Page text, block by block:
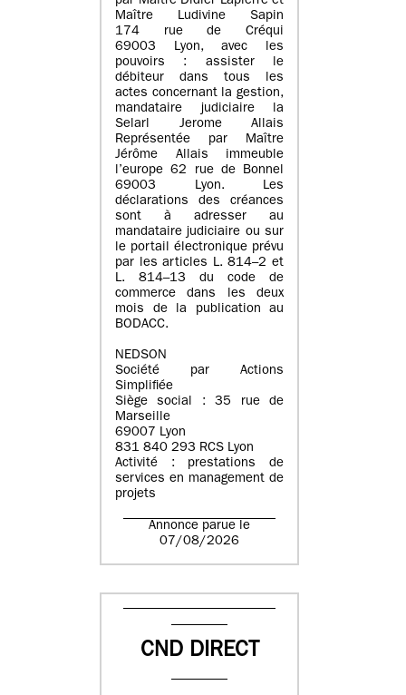
Maître Ludivine Sapin
174 rue de Créqui
69003 Lyon, avec les
pouvoirs : assister le
débiteur dans tous les
actes concernant la gestion,
mandataire judiciaire la
Selarl Jerome Allais
Représentée par Maître
Jérôme Allais immeuble
l’europe 62 rue de Bonnel
69003 Lyon. Les
déclarations des créances
sont à adresser au
mandataire judiciaire ou sur
le portail électronique prévu
par les articles L. 814–2 et
L. 814–13 du code de
commerce dans les deux
mois de la publication au
BODACC.
NEDSON
Société par Actions
Simplifiée
Siège social : 35 rue de
Marseille
69007 Lyon
831 840 293 RCS Lyon
Activité : prestations de
services en management de
projets
Annonce parue le
07/08/2026
CND DIRECT